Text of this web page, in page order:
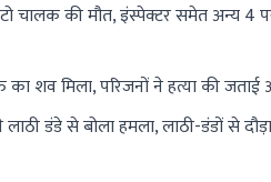
की मौत, इंस्पेक्टर समेत अन्य 4
शव मिला, परिजनों ने हत्या की
डंडे से बोला हमला, लाठी-डंडों से